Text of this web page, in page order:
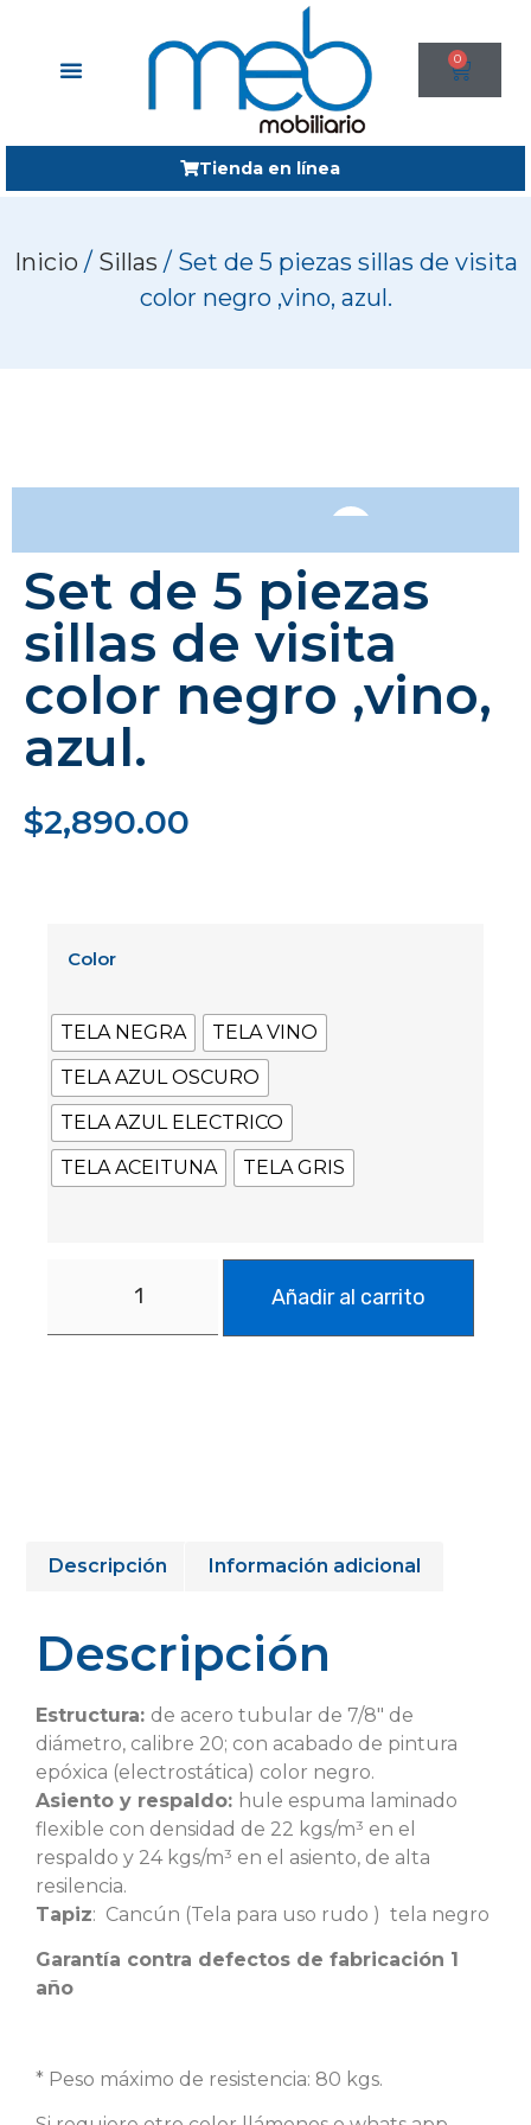
0
Tienda en línea
Inicio / Sillas / Set de 5 piezas sillas de visita
color negro ,vino, azul.
Set de 5 piezas
sillas de visita
color negro ,vino,
azul.
$2,890.00
Color
TELA NEGRA
TELA VINO
TELA AZUL OSCURO
TELA AZUL ELECTRICO
TELA ACEITUNA
TELA GRIS
Añadir al carrito
Descripción Información adicional
Descripción
Estructura: de acero tubular de 7/8″ de
diámetro, calibre 20; con acabado de pintura
epóxica (electrostática) color negro.
Asiento y respaldo: hule espuma laminado
flexible con densidad de 22 kgs/m³ en el
respaldo y 24 kgs/m³ en el asiento, de alta
resilencia.
Tapiz: Cancún (Tela para uso rudo ) tela negro
Garantía contra defectos de fabricación 1
año
* Peso máximo de resistencia: 80 kgs.